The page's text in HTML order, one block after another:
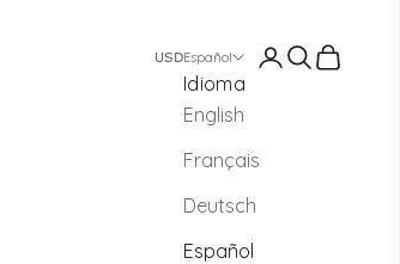
Español
Idioma
English
Français
Deutsch
Español
Iniciar sesión
Buscar
Cesta